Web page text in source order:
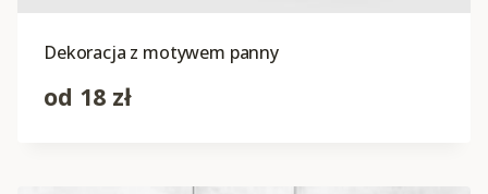
Dekoracja z motywem panny
od 18 zł